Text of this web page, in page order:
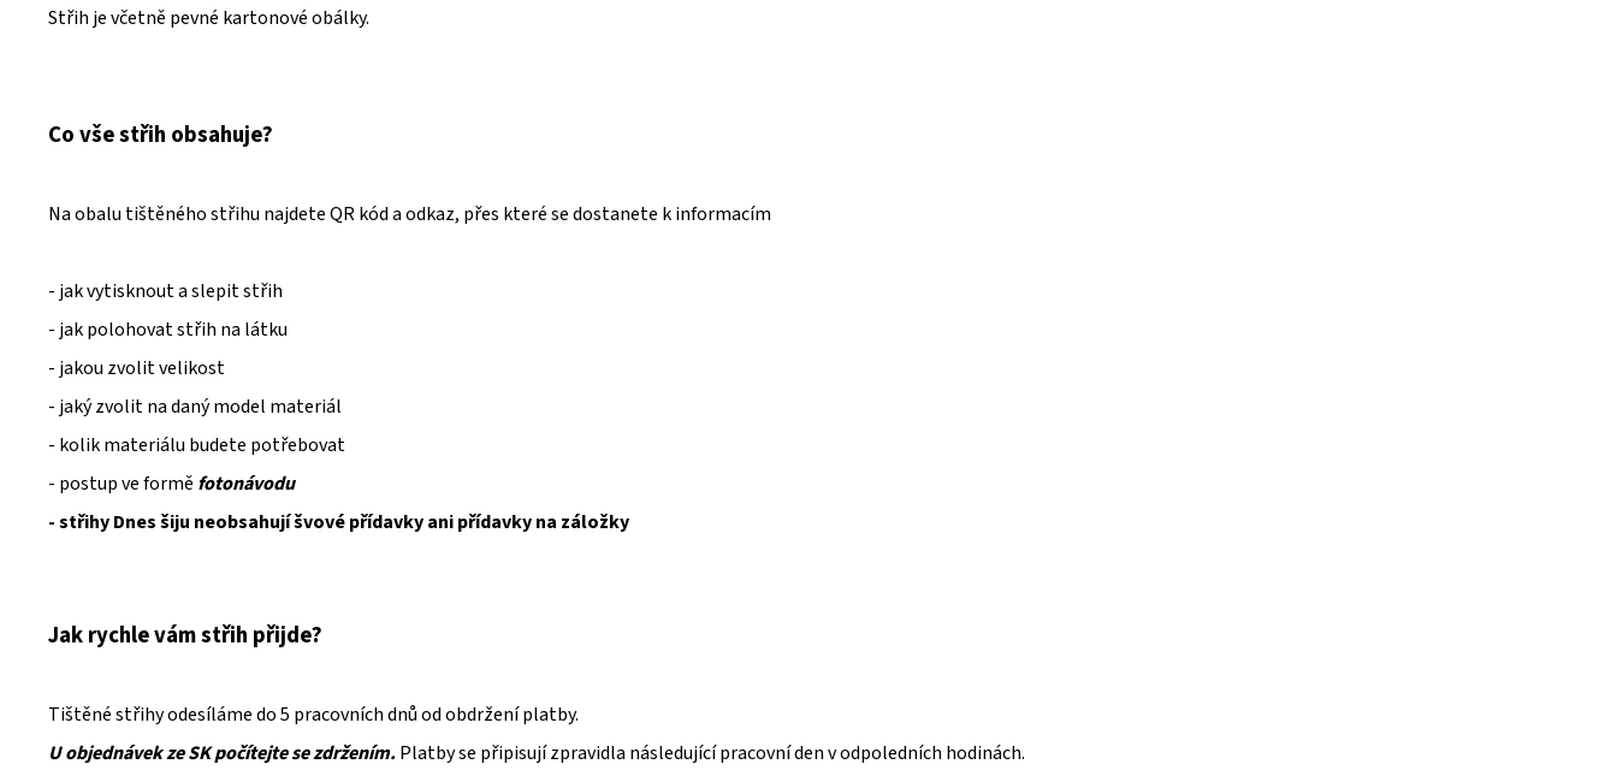
Střih je včetně pevné kartonové obálky.
Co vše střih obsahuje?
Na obalu tištěného střihu najdete QR kód a odkaz, přes které se dostanete k informacím
- jak vytisknout a slepit střih
- jak polohovat střih na látku
- jakou zvolit velikost
- jaký zvolit na daný model materiál
- kolik materiálu budete potřebovat
- postup ve formě fotonávodu
- střihy Dnes šiju neobsahují švové přídavky ani přídavky na záložky
Jak rychle vám střih přijde?
Tištěné střihy odesíláme do 5 pracovních dnů od obdržení platby.
U objednávek ze SK počítejte se zdržením.Platby se připisují zpravidla následující pracovní den v odpoledních hodinách.